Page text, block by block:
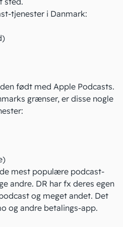
tjenester i Danmark:
)
født med Apple Podcasts.
grænser, er disse nogle
mest populære podcast-
andre. DR har fx deres egen
og meget andet. Det
og andre betalings-app.